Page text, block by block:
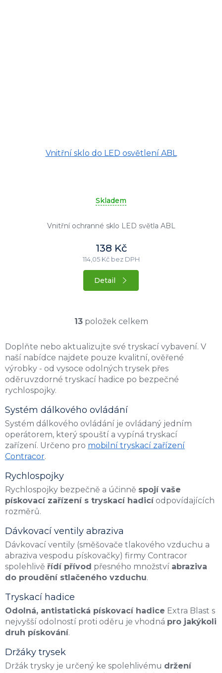
Vnitřní sklo do LED osvětlení ABL
Skladem
Vnitřní ochranné sklo LED světla ABL
138 Kč
114,05 Kč bez DPH
Detail
l
á
d
a
p
r
v
k
y
s
u
13položek celkem
Doplňte nebo aktualizujte své tryskací vybavení. V
naší nabídce najdete pouze kvalitní, ověřené
výrobky - od vysoce odolných trysek přes
oděruvzdorné tryskací hadice po bezpečné
rychlospojky.
Systém dálkového ovládání
Systém dálkového ovládání je ovládaný jedním
operátorem, který spouští a vypíná tryskací
zařízení. Určeno pro mobilní tryskací zařízení
Contracor.
Rychlospojky
Rychlospojky bezpečně a účinně spojí vaše
pískovací zařízení s tryskací hadicíodpovídajících
rozměrů.
Dávkovací ventily abraziva
Dávkovací ventily (směšovače tlakového vzduchu a
abraziva vespodu pískovačky) firmy Contracor
spolehlivě řídí přívod přesného množství abraziva
do proudění stlačeného vzduchu.
Tryskací hadice
Odolná, antistatická pískovací hadice Extra Blast s
nejvyšší odolností proti oděru je vhodná pro jakýkoli
druh pískování.
Držáky trysek
Držák trysky je určený ke spolehlivému držení